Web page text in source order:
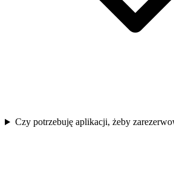
Czy potrzebuję aplikacji, żeby